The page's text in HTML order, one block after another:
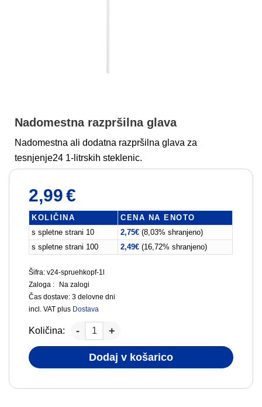
Nadomestna razpršilna glava
Nadomestna ali dodatna razpršilna glava za
tesnjenje24 1-litrskih steklenic.
2,99€
KOLIČINA
CENA NA ENOTO
s spletne strani 10
2,75€ (8,03% shranjeno)
s spletne strani 100
2,49€ (16,72% shranjeno)
Šifra: v24-spruehkopf-1l
Zaloga :
Na zalogi
Čas dostave:3 delovne dni
incl. VAT plus Dostava
Količina:
Dodaj v košarico